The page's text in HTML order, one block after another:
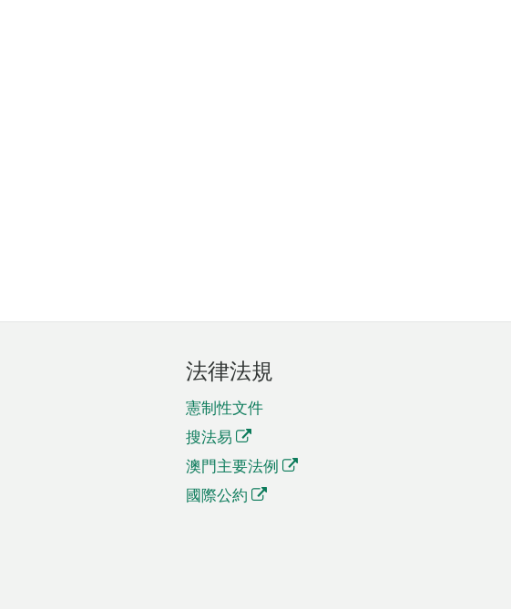
法律法規
憲制性文件
搜法易
澳門主要法例
國際公約